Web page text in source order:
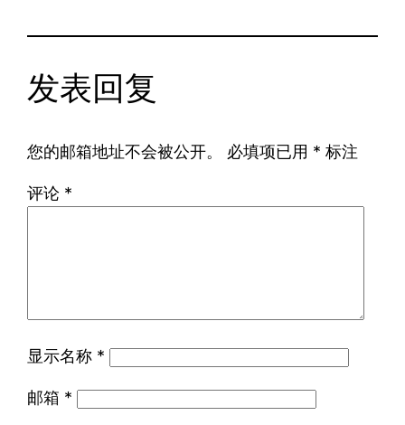
发表回复
您的邮箱地址不会被公开。 必填项已用 * 标注
评论 *
显示名称 *
邮箱 *